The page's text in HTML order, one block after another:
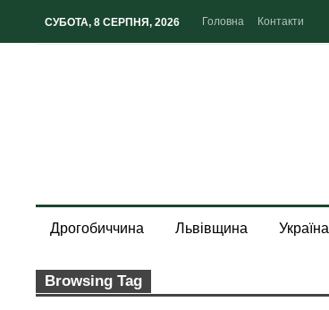
СУБОТА, 8 СЕРПНЯ, 2026 Головна Контакти
Дрогобиччина Львівщина Україна
Browsing Tag